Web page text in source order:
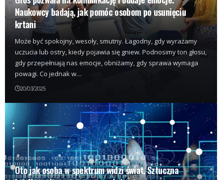
Naukowcy badają, jak pomóc osobom po usunięciu
krtani
Może być spokojny, wesoły, smutny. Łagodny, gdy wyrażamy
uczucia lub ostry, kiedy pojawia się gniew. Podnosimy ton głosu,
gdy przepełniają nas emocje, obniżamy, gdy sprawa wymaga
powagi. Co jednak w…
20/03/2025
Oto jak osoba w spektrum widzi świat. Sztuczna